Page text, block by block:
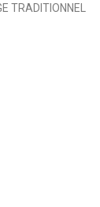
TRADITIONNEL